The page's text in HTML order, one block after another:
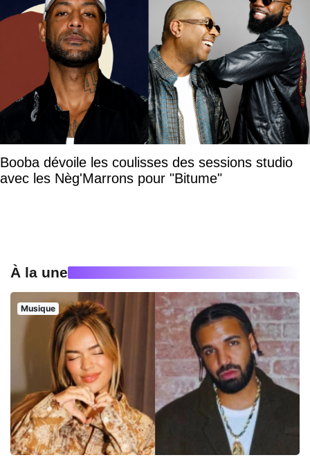
Booba dévoile les coulisses des sessions studio
avec les Nèg'Marrons pour "Bitume"
À la une
Musique